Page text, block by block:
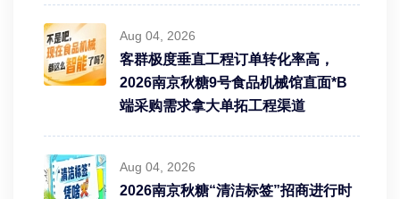
Aug 04, 2026
客群极度垂直工程订单转化率高，
2026南京秋糖9号食品机械馆直面*B
端采购需求拿大单拓工程渠道
Aug 04, 2026
2026南京秋糖“清洁标签”招商进行时